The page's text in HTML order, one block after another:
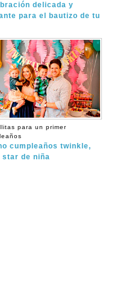
delicada y
para el bautizo de tu
para un primer
cumpleaños twinkle,
star de niña